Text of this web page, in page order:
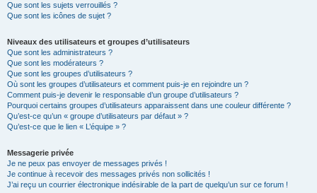
Que sont les sujets verrouillés ?
Que sont les icônes de sujet ?
Niveaux des utilisateurs et groupes d’utilisateurs
Que sont les administrateurs ?
Que sont les modérateurs ?
Que sont les groupes d’utilisateurs ?
Où sont les groupes d’utilisateurs et comment puis-je en rejoindre un ?
Comment puis-je devenir le responsable d’un groupe d’utilisateurs ?
Pourquoi certains groupes d’utilisateurs apparaissent dans une couleur différente ?
Qu’est-ce qu’un « groupe d’utilisateurs par défaut » ?
Qu’est-ce que le lien « L’équipe » ?
Messagerie privée
Je ne peux pas envoyer de messages privés !
Je continue à recevoir des messages privés non sollicités !
J’ai reçu un courrier électronique indésirable de la part de quelqu’un sur ce forum !